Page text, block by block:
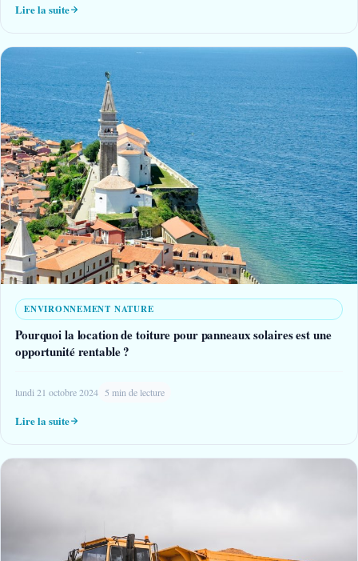
Lire la suite
ENVIRONNEMENT NATURE
Pourquoi la location de toiture pour panneaux solaires est une
opportunité rentable ?
lundi 21 octobre 2024 5 min de lecture
Lire la suite